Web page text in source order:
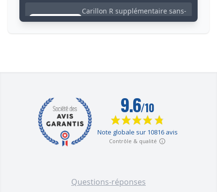
Carillon R supplémentaire sans-
fil - Portée 600 mètres / 35
600 mètres / 35 mélodies /
volume réglable (gamme
DA600+)
F004-4930-00
35,00 €
zones de détection / 10
Questions-réponses